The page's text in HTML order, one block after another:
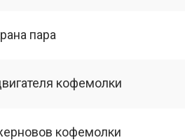
пара
кофемолки
кофемолки